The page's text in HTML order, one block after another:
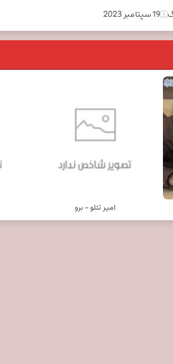
19 سپتامبر 2023
امیر تتلو - برو